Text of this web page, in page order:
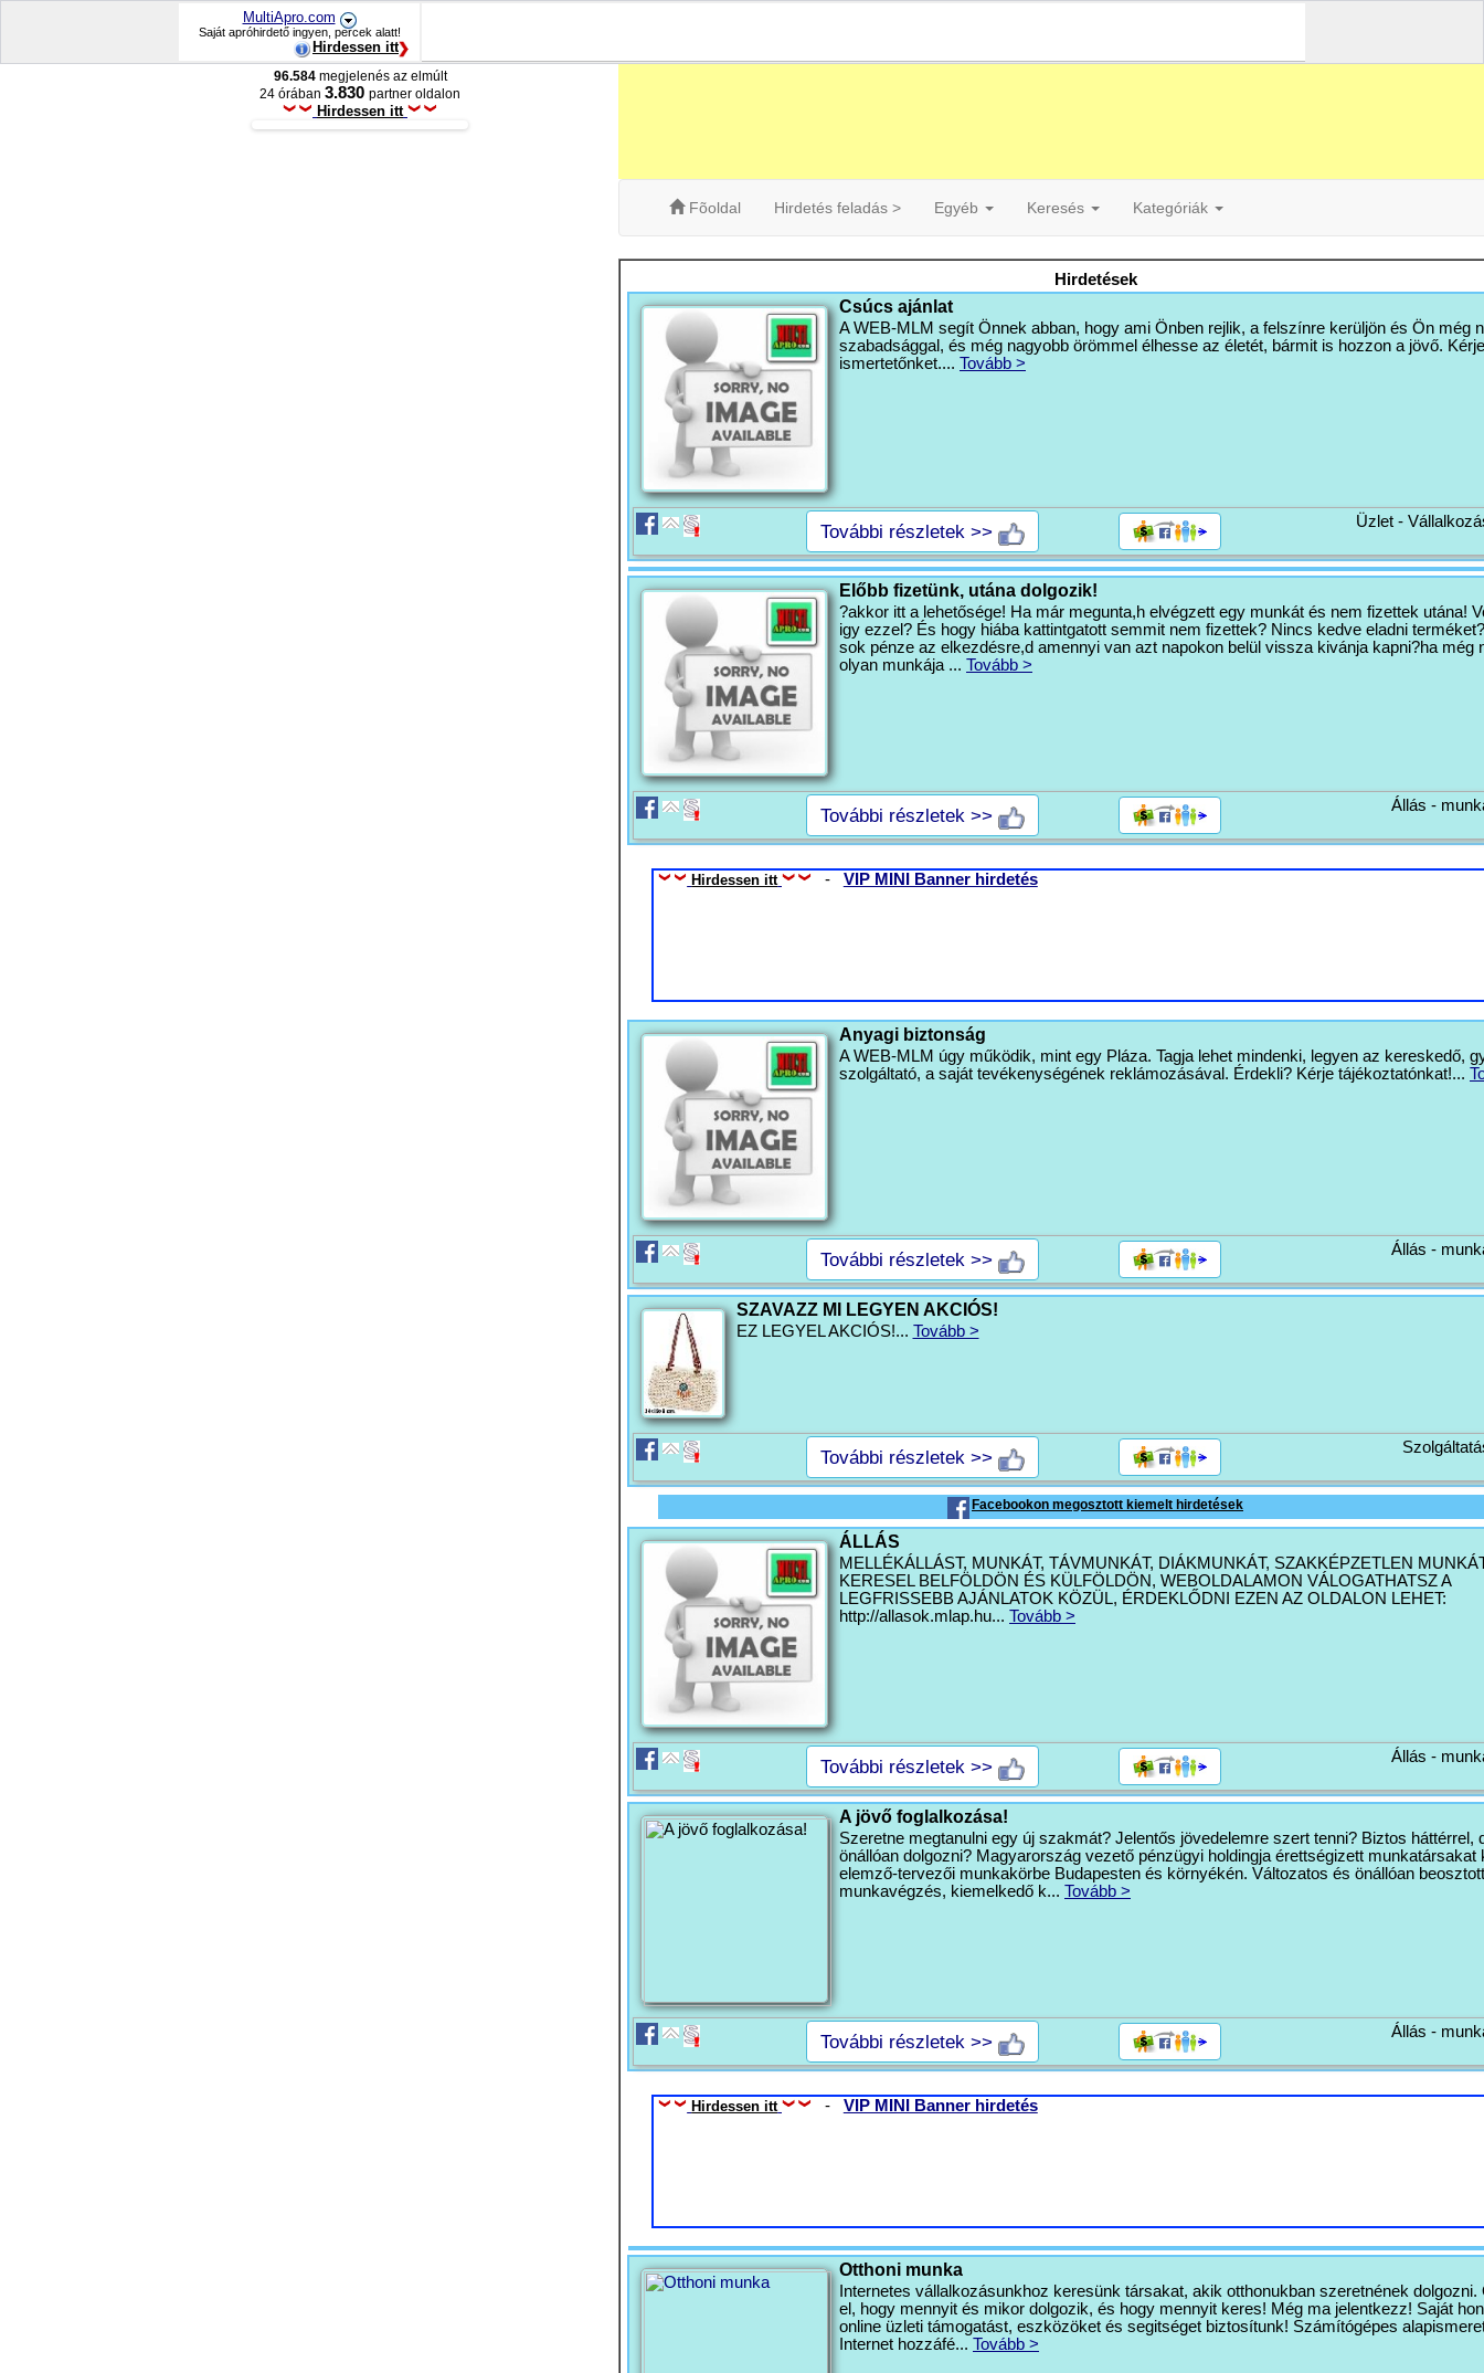
MultiApro.com
Saját apróhirdető ingyen, percek alatt!
Hirdessen itt
Fõoldal Hirdetés feladás > Egyéb Keresés Kategóriák
Hirdetések
Csúcs ajánlat
A WEB-MLM segít Önnek abban, hogy ami Önben rejlik, a felszínre kerüljön és Ön még
szabadsággal, és még nagyobb örömmel élhesse az életét, bármit is hozzon a jövő. Kérje
ismertetőnket.... Tovább >
További részletek >> Üzlet -
Előbb fizetünk, utána dolgozik!
?akkor itt a lehetősége! Ha már megunta,h elvégzett egy munkát és nem fizettek utána!
igy ezzel? És hogy hiába kattintgatott semmit nem fizettek? Nincs kedve eladni
sok pénze az elkezdésre,d amennyi van azt napokon belül vissza kivánja kapni?ha még
olyan munkája ... Tovább >
További részletek >> Állás -
Hirdessen itt - VIP MINI Banner hirdetés
Anyagi biztonság
A WEB-MLM úgy működik, mint egy Pláza. Tagja lehet mindenki, legyen az kereskedő,
szolgáltató, a saját tevékenységének reklámozásával. Érdekli? Kérje tájékoztatónkat!...
További részletek >> Állás -
SZAVAZZ MI LEGYEN AKCIÓS!
EZ LEGYEL AKCIÓS!... Tovább >
További részletek >>
Facebookon megosztott kiemelt hirdetések
ÁLLÁS
MELLÉKÁLLÁST, MUNKÁT, TÁVMUNKÁT, DIÁKMUNKÁT, SZAKKÉPZETLEN
KERESEL BELFÖLDÖN ÉS KÜLFÖLDÖN, WEBOLDALAMON VÁLOGATHATSZ A
LEGFRISSEBB AJÁNLATOK KÖZÜL, ÉRDEKLŐDNI EZEN AZ OLDALON LEHET:
http://allasok.mlap.hu... Tovább >
További részletek >> Állás -
A jövő foglalkozása!
Szeretne megtanulni egy új szakmát? Jelentős jövedelemre szert tenni? Biztos háttérrel,
önállóan dolgozni? Magyarország vezető pénzügyi holdingja érettségizett munkatársakat
elemző-tervezői munkakörbe Budapesten és környékén. Változatos és önállóan beosztott
munkavégzés, kiemelkedő k... Tovább >
További részletek >> Állás -
Hirdessen itt - VIP MINI Banner hirdetés
Otthoni munka
Internetes vállalkozásunkhoz keresünk társakat, akik otthonukban szeretnének dolgozni.
el, hogy mennyit és mikor dolgozik, és hogy mennyit keres! Még ma jelentkezz! Saját
online üzleti támogatást, eszközöket és segitséget biztosítunk! Számítógépes
Internet hozzáfé... Tovább >
96.584megjelenés az elmúlt
24 órában 3.830 partner oldalon
Hirdessen itt